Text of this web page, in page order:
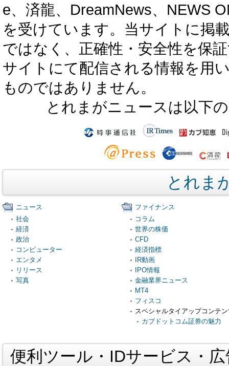
e、済龍、DreamNews、NEWS
を受けています。当サイトに掲
ではなく、正確性・安全性を保
サイトにて配信される情報を用
ものではありません。
とれまがニュースは以下
とれま
ニュース
社会
経済
政治
コンピューター
エンタメ
リリース
写真
ファイナンス
コラム
世界の株価
CFD
経済指標
IR動画
IPO情報
金融業界ニュース
MT4
フィスコ
スペシャルタイアップコンテ
カブドットコム証券の魅力
便利ツール・IDサービス・